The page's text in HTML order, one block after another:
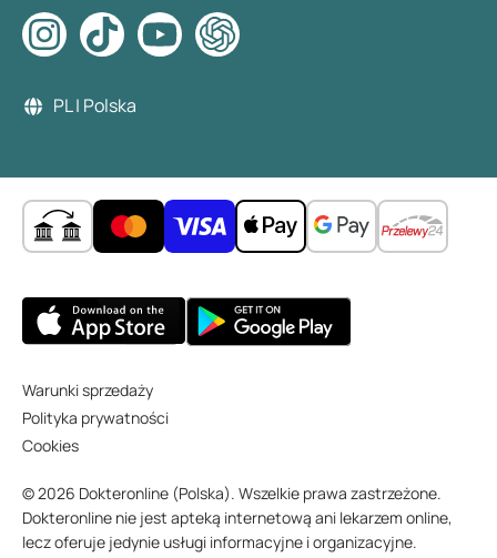
PL | Polska
Warunki sprzedaży
Polityka prywatności
Cookies
© 2026 Dokteronline (Polska). Wszelkie prawa zastrzeżone.
Dokteronline nie jest apteką internetową ani lekarzem online,
lecz oferuje jedynie usługi informacyjne i organizacyjne.